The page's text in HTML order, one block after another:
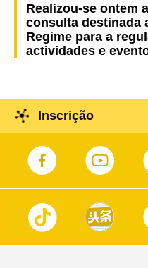
Realizou-se ontem
consulta destinada
Regime para a
actividades e
Inscrição